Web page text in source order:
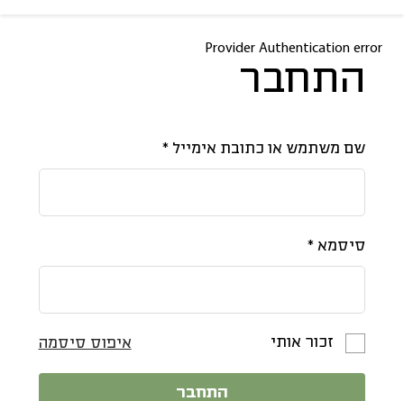
Provider Authentication error
התחבר
שם משתמש או כתובת אימייל *
סיסמא *
זכור אותי איפוס סיסמה
התחבר